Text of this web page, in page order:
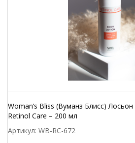
Woman’s Bliss (Вуманз Блисс)
Retinol Care – 200 мл
Артикул: WB-RC-672